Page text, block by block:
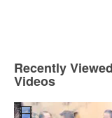
Recently Viewed
Videos